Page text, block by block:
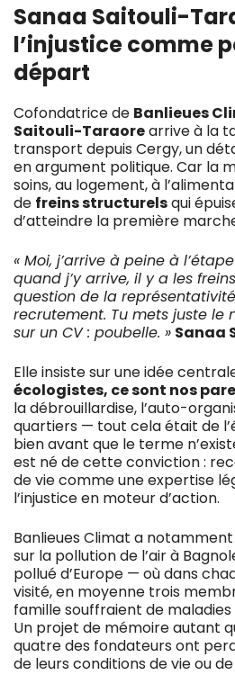
Sanaa Saitouli-
l’injustice comme
départ
Cofondatrice de Banlieues
Saitouli-Taraorearrive à la
transport depuis Cergy, un
en argument politique. Car la
soins, au logement, à
de freins structurelsqui
d’atteindre la première
« Moi, j’arrive à peine à
quand j’y arrive, il y a les
question de la
recrutement. Tu mets juste le
sur un CV : poubelle. » Sanaa
Elle insiste sur une idée
écologistes, ce sont nos
la débrouillardise, l’auto-
quartiers — tout cela était de
bien avant que le terme
est né de cette conviction :
de vie comme une expertise
l’injustice en moteur d’action.
Banlieues Climat a
sur la pollution de l’air à
pollué d’Europe — où dans
visité, en moyenne trois
famille souffraient de
Un projet de mémoire autant
quatre des fondateurs ont
de leurs conditions de vie ou